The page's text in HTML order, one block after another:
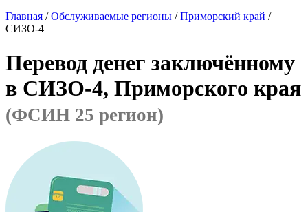
Главная /Обслуживаемые регионы /Приморский край /
СИЗО-4
Перевод денег заключённому
в СИЗО-4, Приморского края
(ФСИН 25 регион)